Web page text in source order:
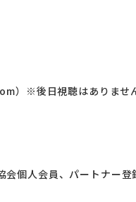
）※後日視聴はありませ
会個人会員、パートナー登